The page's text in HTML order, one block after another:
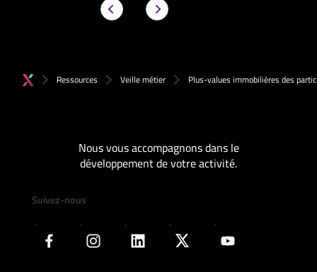
Ressources Veille métier Plus-values immobilières des
Nous vous accompagnons dans le
développement de votre activité.
Suivez-nous